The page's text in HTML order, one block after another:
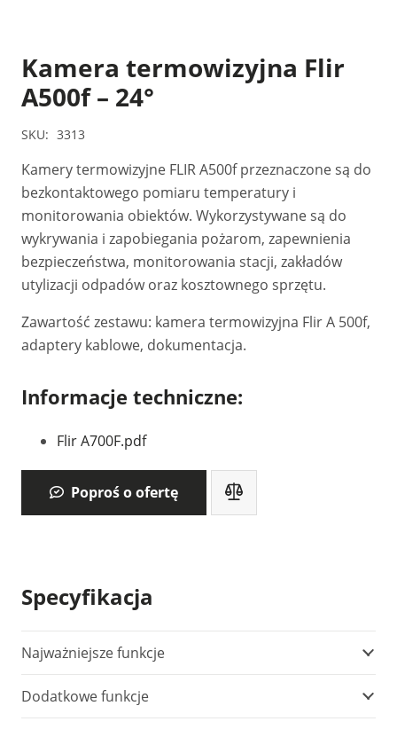
Kamera termowizyjna Flir
A500f – 24°
SKU: 3313
Kamery termowizyjne FLIR A500f przeznaczone są do
bezkontaktowego pomiaru temperatury i
monitorowania obiektów. Wykorzystywane są do
wykrywania i zapobiegania pożarom, zapewnienia
bezpieczeństwa, monitorowania stacji, zakładów
utylizacji odpadów oraz kosztownego sprzętu.
Zawartość zestawu: kamera termowizyjna Flir A 500f,
adaptery kablowe, dokumentacja.
Informacje techniczne:
Flir A700F.pdf
Poproś o ofertę
Specyfikacja
Najważniejsze funkcje
Dodatkowe funkcje